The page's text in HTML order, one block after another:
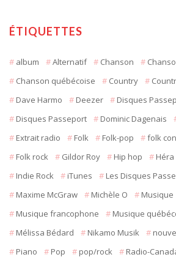
ÉTIQUETTES
album Alternatif Chanson
Chanson québécoise
Country
Dave Harmo
Deezer
Disques
Disques Passeport
Dominic Dagenais
Extrait radio
Folk Folk-pop
folk
Folk rock
Gildor Roy Hip hop
Indie Rock
iTunes Les Disques
Maxime McGraw
Michèle O
Musique
Musique francophone
Musique
Mélissa Bédard
Nikamo Musik
Piano
Pop pop/rock Radio-